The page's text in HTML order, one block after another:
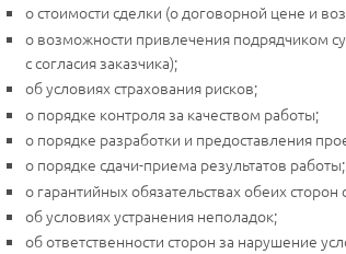
о стоимости сделки (о договорной цене и
о возможности привлечения подрядчиком
с согласия заказчика);
об условиях страхования рисков;
о порядке контроля за качеством работы;
о порядке разработки и предоставления
о порядке сдачи-приема результатов работы;
о гарантийных обязательствах обеих сторон
об условиях устранения неполадок;
об ответственности сторон за нарушение